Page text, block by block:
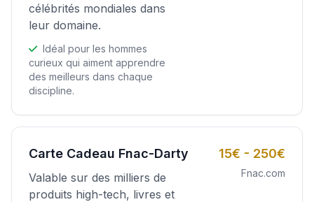
célébrités mondiales dans
leur domaine.
Idéal pour les hommes
curieux qui aiment apprendre
des meilleurs dans chaque
discipline.
Carte Cadeau Fnac-Darty
Valable sur des milliers de
produits high-tech, livres et
15€ - 250€
Fnac.com